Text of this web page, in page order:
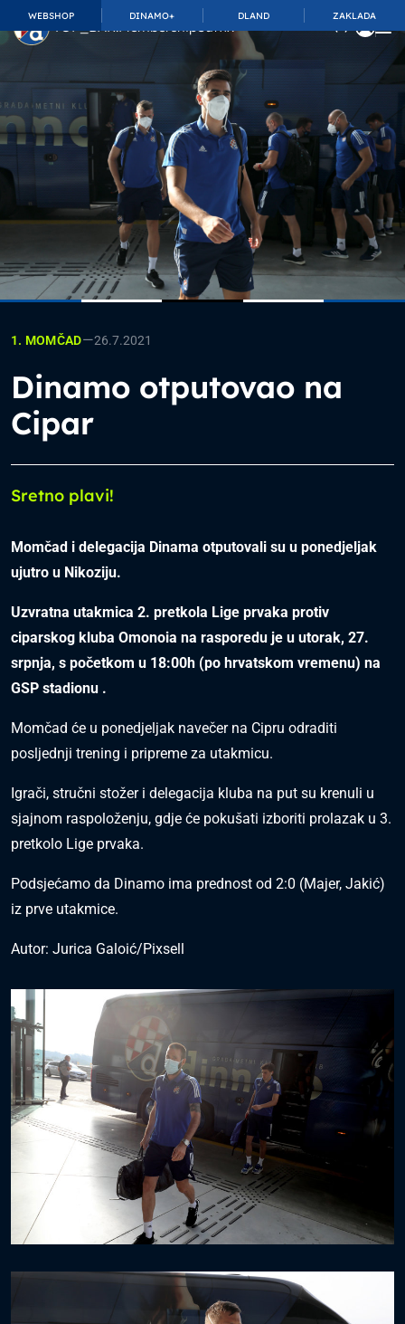
WEBSHOP DINAMO+ DLAND ZAKLADA
TOP_BAR.MembershipSuffix
1. MOMČAD—26.7.2021
Dinamo otputovao na
Cipar
Sretno plavi!
Momčad i delegacija Dinama otputovali su u ponedjeljak
ujutro u Nikoziju.
Uzvratna utakmica 2. pretkola Lige prvaka protiv
ciparskog kluba Omonoia na rasporedu je u utorak, 27.
srpnja, s početkom u 18:00h (po hrvatskom vremenu) na
GSP stadionu .
Momčad će u ponedjeljak navečer na Cipru odraditi
posljednji trening i pripreme za utakmicu.
Igrači, stručni stožer i delegacija kluba na put su krenuli u
sjajnom raspoloženju, gdje će pokušati izboriti prolazak u 3.
pretkolo Lige prvaka.
Podsjećamo da Dinamo ima prednost od 2:0 (Majer, Jakić)
iz prve utakmice.
Autor: Jurica Galoić/Pixsell